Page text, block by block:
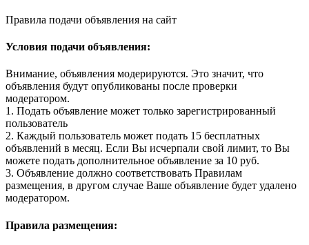
Правила подачи объявления на сайт
Условия подачи объявления:
Внимание, объявления модерируются. Это значит, что
объявления будут опубликованы после проверки
модератором.
1. Подать объявление может только зарегистрированный
пользователь
2. Каждый пользователь может подать 15 бесплатных
объявлений в месяц. Если Вы исчерпали свой лимит, то Вы
можете подать дополнительное объявление за 10 руб.
3. Объявление должно соответствовать Правилам
размещения, в другом случае Ваше объявление будет удалено
модератором.
Правила размещения: